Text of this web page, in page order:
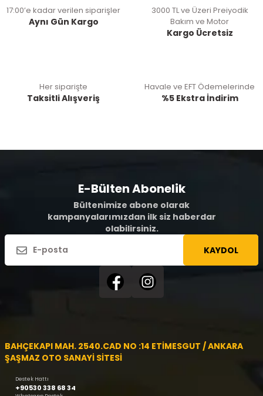
17:00’e kadar verilen siparişler
Aynı Gün Kargo
3000 TL ve Üzeri Preiyodik
Bakım ve Motor
Kargo Ücretsiz
Her siparişte
Taksitli Alışveriş
Havale ve EFT Ödemelerinde
%5 Ekstra İndirim
E-Bülten Abonelik
Bültenimize abone olarak
kampanyalarımızdan ilk siz haberdar
olabilirsiniz.
KAYDOL
BAHÇEKAPI MAH. 2540.CAD NO :14 ETİMESGUT / ANKARA
ŞAŞMAZ OTO SANAYİ SİTESİ
Destek Hattı
+90530 338 68 34